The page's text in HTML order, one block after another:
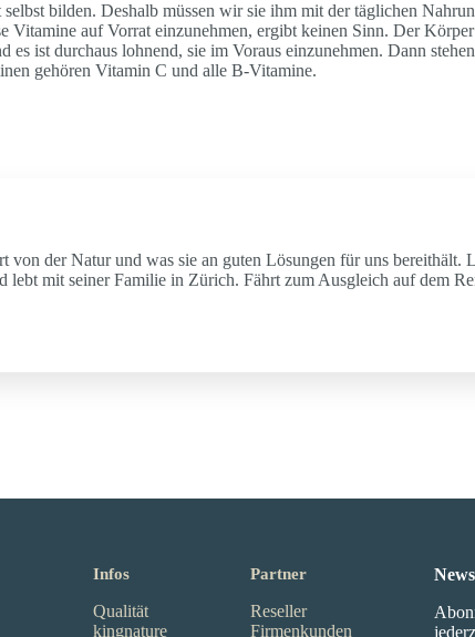
bilden. Deshalb müssen wir sie ihm mit der täglichen
auf Vorrat einzunehmen, ergibt keinen Sinn. Der
ist durchaus lohnend, sie im Voraus einzunehmen. Dann
gehören Vitamin C und alle B-Vitamine.
der Natur und was sie an guten Lösungen für uns bereithält.
mit seiner Familie in Zürich. Fährt zum Ausgleich auf dem
Infos
Qualität
kingnature
Partner
Reseller
Firmenkunden